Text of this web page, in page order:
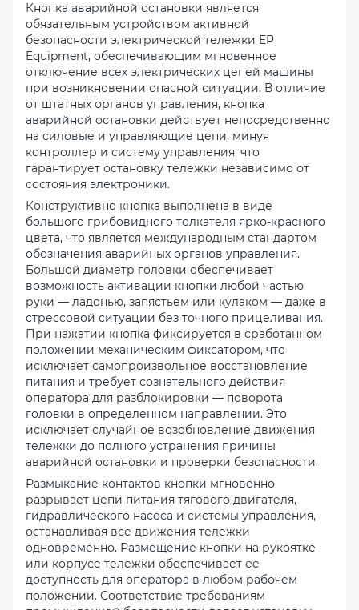
Кнопка аварийной остановки является
обязательным устройством активной
безопасности электрической тележки EP
Equipment, обеспечивающим мгновенное
отключение всех электрических цепей машины
при возникновении опасной ситуации. В отличие
от штатных органов управления, кнопка
аварийной остановки действует непосредственно
на силовые и управляющие цепи, минуя
контроллер и систему управления, что
гарантирует остановку тележки независимо от
состояния электроники.
Конструктивно кнопка выполнена в виде
большого грибовидного толкателя ярко-красного
цвета, что является международным стандартом
обозначения аварийных органов управления.
Большой диаметр головки обеспечивает
возможность активации кнопки любой частью
руки — ладонью, запястьем или кулаком — даже в
стрессовой ситуации без точного прицеливания.
При нажатии кнопка фиксируется в сработанном
положении механическим фиксатором, что
исключает самопроизвольное восстановление
питания и требует сознательного действия
оператора для разблокировки — поворота
головки в определенном направлении. Это
исключает случайное возобновление движения
тележки до полного устранения причины
аварийной остановки и проверки безопасности.
Размыкание контактов кнопки мгновенно
разрывает цепи питания тягового двигателя,
гидравлического насоса и системы управления,
останавливая все движения тележки
одновременно. Размещение кнопки на рукоятке
или корпусе тележки обеспечивает ее
доступность для оператора в любом рабочем
положении. Соответствие требованиям